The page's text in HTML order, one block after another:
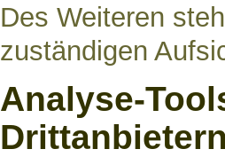
Des Weiteren
zuständigen
Analyse-